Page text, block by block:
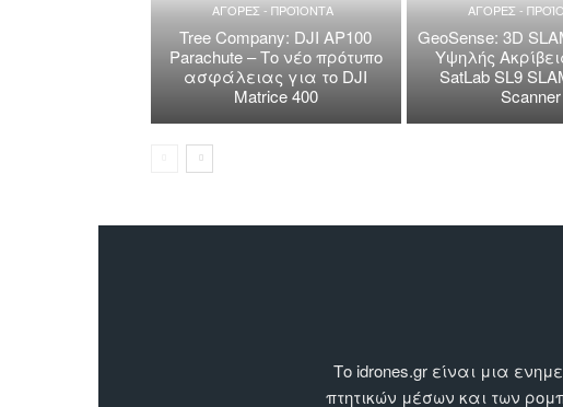
ΑΓΟΡΕΣ - ΠΡΟΪΟΝΤΑ
Tree Company: DJI AP100
Parachute – Το νέο πρότυπο
ασφάλειας για το DJI
Matrice 400
ΑΓΟΡΕΣ -
GeoSense: 3D
Υψηλής
SatLab SL9
Scanner
Το idrones.gr είναι μια
πτητικών μέσων και των